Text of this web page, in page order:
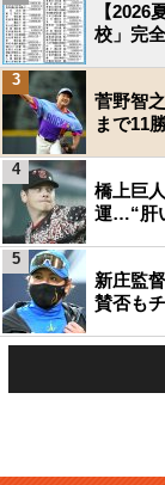
【
校」完
菅野智
まで11
3
橋上巨
運…“肝
4
新庄監
賛否も
5